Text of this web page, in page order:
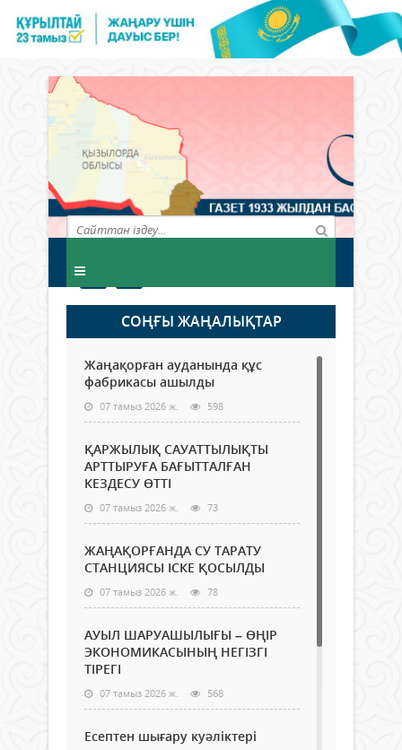
СОҢҒЫ ЖАҢАЛЫҚТАР
Жаңақорған ауданында құс
фабрикасы ашылды
07 тамыз 2026 ж. 598
ҚАРЖЫЛЫҚ САУАТТЫЛЫҚТЫ
АРТТЫРУҒА БАҒЫТТАЛҒАН
КЕЗДЕСУ ӨТТІ
07 тамыз 2026 ж. 73
ЖАҢАҚОРҒАНДА СУ ТАРАТУ
СТАНЦИЯСЫ ІСКЕ ҚОСЫЛДЫ
07 тамыз 2026 ж. 78
АУЫЛ ШАРУАШЫЛЫҒЫ – ӨҢІР
ЭКОНОМИКАСЫНЫҢ НЕГІЗГІ
ТІРЕГІ
07 тамыз 2026 ж. 568
Есептен шығару куәліктері